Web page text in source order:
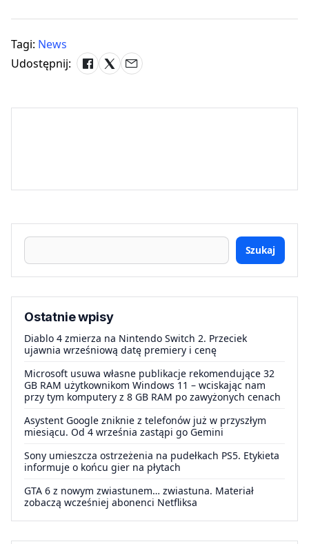
Tagi: News
Udostępnij:
Szukaj
Ostatnie wpisy
Diablo 4 zmierza na Nintendo Switch 2. Przeciek
ujawnia wrześniową datę premiery i cenę
Microsoft usuwa własne publikacje rekomendujące 32
GB RAM użytkownikom Windows 11 – wciskając nam
przy tym komputery z 8 GB RAM po zawyżonych cenach
Asystent Google zniknie z telefonów już w przyszłym
miesiącu. Od 4 września zastąpi go Gemini
Sony umieszcza ostrzeżenia na pudełkach PS5. Etykieta
informuje o końcu gier na płytach
GTA 6 z nowym zwiastunem… zwiastuna. Materiał
zobaczą wcześniej abonenci Netfliksa